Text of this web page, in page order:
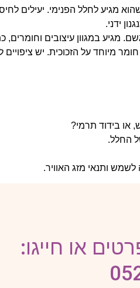
מגיע לחלל הפנימי. יעילים
ידני.
מגיע במגוון עיצובים וחומרים,
מיוחד על הזכוכית. יש
או בידוד תרמי?
החלל.
ותנאי מזג האוויר.
או חייגו: